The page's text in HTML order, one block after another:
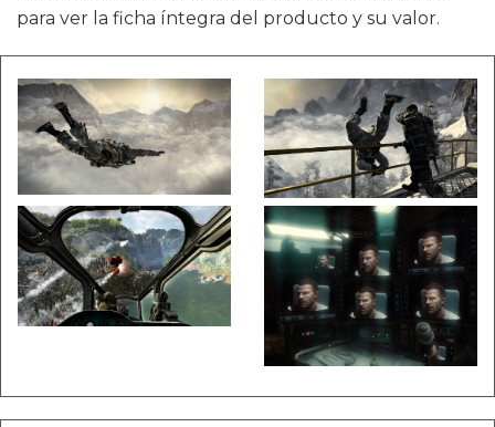
para ver la ficha íntegra del producto y su valor.